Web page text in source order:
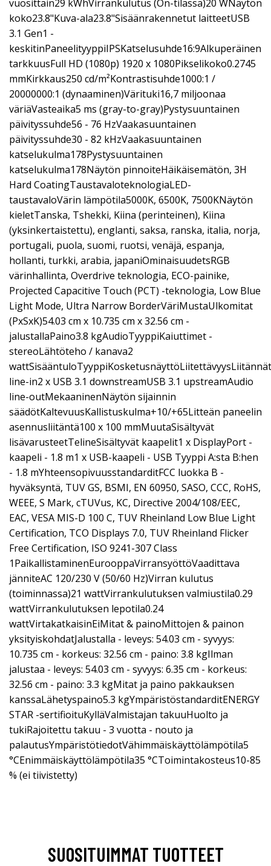
vuosittain29 kWhVirrankulutus (On-tilassa)20 WNäytön
koko23.8"Kuva-ala23.8"Sisäänrakennetut laitteetUSB
3.1 Gen1 -
keskitinPaneelityyppiIPSKatselusuhde16:9Alkuperäinen
tarkkuusFull HD (1080p) 1920 x 1080Pikselikoko0.2745
mmKirkkaus250 cd/m²Kontrastisuhde1000:1 /
20000000:1 (dynaaminen)Värituki16,7 miljoonaa
väriäVasteaika5 ms (gray-to-gray)Pystysuuntainen
päivityssuhde56 - 76 HzVaakasuuntainen
päivityssuhde30 - 82 kHzVaakasuuntainen
katselukulma178Pystysuuntainen
katselukulma178Näytön pinnoiteHäikäisemätön, 3H
Hard CoatingTaustavaloteknologiaLED-
taustavaloVärin lämpötila5000K, 6500K, 7500KNäytön
kieletTanska, Tshekki, Kiina (perinteinen), Kiina
(yksinkertaistettu), englanti, saksa, ranska, italia, norja,
portugali, puola, suomi, ruotsi, venäjä, espanja,
hollanti, turkki, arabia, japaniOminaisuudetsRGB
värinhallinta, Overdrive teknologia, ECO-painike,
Projected Capacitive Touch (PCT) -teknologia, Low Blue
Light Mode, Ultra Narrow BorderVäriMustaUlkomitat
(PxSxK)54.03 cm x 10.735 cm x 32.56 cm -
jalustallaPaino3.8 kgAudioTyyppiKaiuttimet -
stereoLähtöteho / kanava2
line-in2 x USB 3.1 downstreamUSB 3.1 upstreamAudio
line-outMekaaninenNäytön sijainnin
säädötKaltevuusKallistuskulma+10/+65Litteän paneelin
asennusliitäntä100 x 100 mmMuutaSisältyvät
lisävarusteetTelineSisältyvät kaapelit1 x DisplayPort -
kaapeli - 1.8 m1 x USB-kaapeli - USB Tyyppi A:sta B:hen
- 1.8 mYhteensopivuusstandarditFCC luokka B -
hyväksyntä, TUV GS, BSMI, EN 60950, SASO, CCC, RoHS,
WEEE, S Mark, cTUVus, KC, Directive 2004/108/EEC,
EAC, VESA MIS-D 100 C, TUV Rheinland Low Blue Light
Certification, TCO Displays 7.0, TUV Rheinland Flicker
Free Certification, ISO 9241-307 Class
1PaikallistaminenEurooppaVirransyöttöVaadittava
jänniteAC 120/230 V (50/60 Hz)Virran kulutus
(toiminnassa)21 wattVirrankulutuksen valmiustila0.29
wattVirrankulutuksen lepotila0.24
wattVirtakatkaisinEiMitat & painoMittojen & painon
yksityiskohdatJalustalla - leveys: 54.03 cm - syvyys:
10.735 cm - korkeus: 32.56 cm - paino: 3.8 kgIlman
jalustaa - leveys: 54.03 cm - syvyys: 6.35 cm - korkeus:
32.56 cm - paino: 3.3 kgMitat ja paino pakkauksen
kanssaLähetyspaino5.3 kgYmpäristöstandarditENERGY
STAR -sertifioituKylläValmistajan takuuHuolto ja
tukiRajoitettu takuu - 3 vuotta - nouto ja
palautusYmpäristötiedotVähimmäiskäyttölämpötila5
°CEnimmäiskäyttölämpötila35 °CToimintakosteus10-85
% (ei tiivistetty)
SUOSITUIMMAT TUOTTEET